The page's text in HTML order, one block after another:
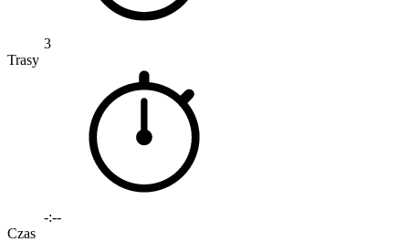
3
Trasy
-:--
Czas